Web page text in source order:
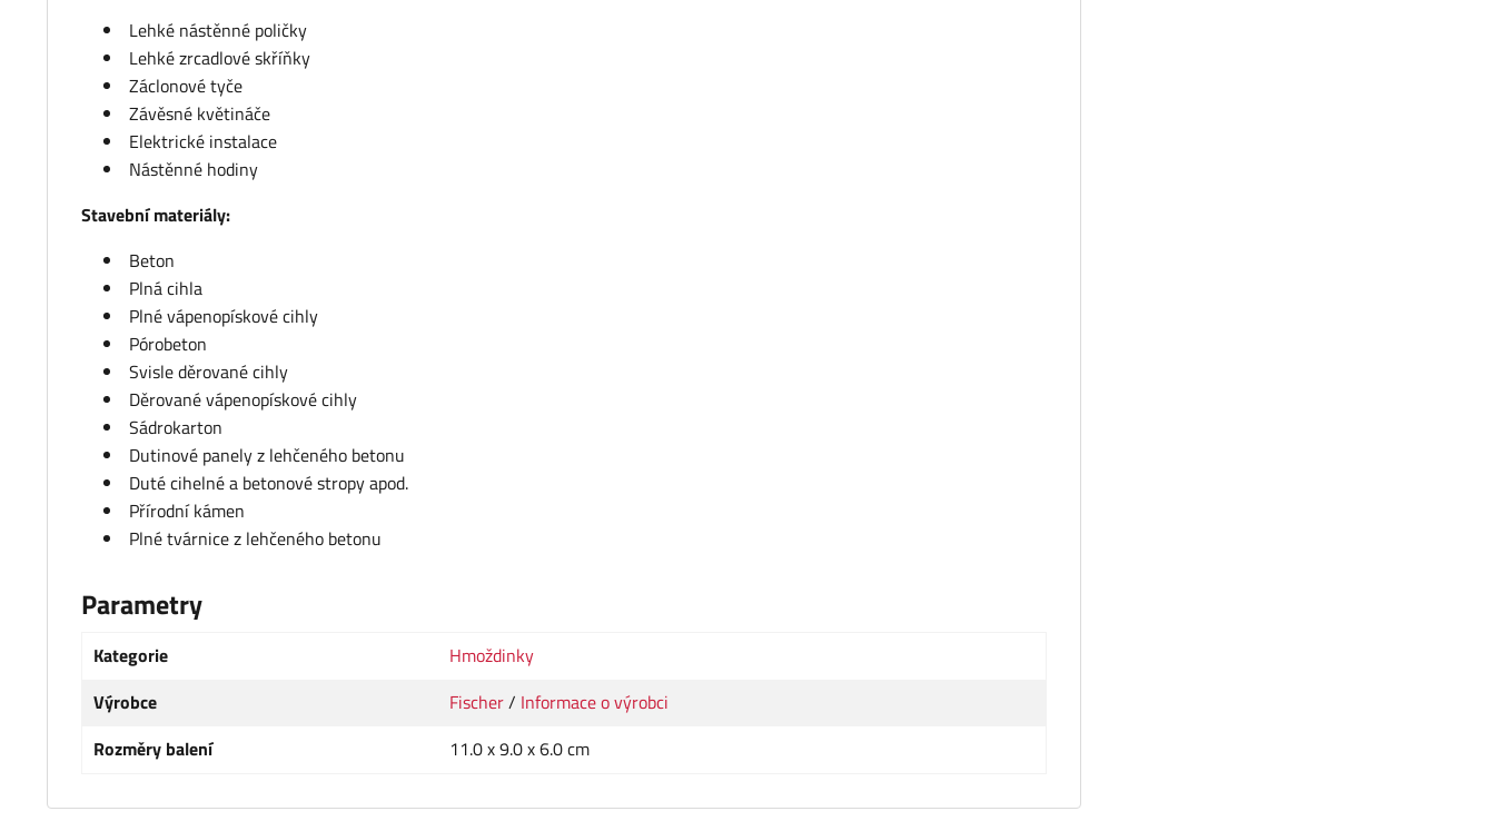
Lehké nástěnné poličky
Lehké zrcadlové skříňky
Záclonové tyče
Závěsné květináče
Elektrické instalace
Nástěnné hodiny
Stavební materiály:
Beton
Plná cihla
Plné vápenopískové cihly
Pórobeton
Svisle děrované cihly
Děrované vápenopískové cihly
Sádrokarton
Dutinové panely z lehčeného betonu
Duté cihelné a betonové stropy apod.
Přírodní kámen
Plné tvárnice z lehčeného betonu
Parametry
Kategorie
Hmoždinky
Výrobce
Fischer/ Informace o výrobci
Rozměry balení
11.0 x 9.0 x 6.0 cm